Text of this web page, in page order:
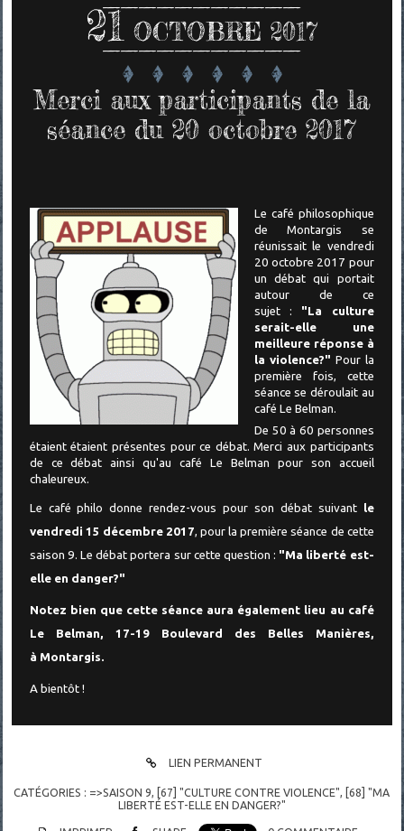
21 OCTOBRE 2017
Merci aux participants de la
séance du 20 octobre 2017
Le café philosophique
de Montargis se
réunissait le vendredi
20 octobre 2017 pour
un débat qui portait
autour de ce
sujet : "La culture
serait-elle une
meilleure réponse à
la violence?" Pour la
première fois, cette
séance se déroulait au
café Le Belman.
De 50 à 60 personnes
étaient étaient présentes pour ce débat. Merci aux participants
de ce débat ainsi qu'au café Le Belman pour son accueil
chaleureux.
Le café philo donne rendez-vous pour son débat suivant le
vendredi 15 décembre 2017, pour la première séance de cette
saison 9. Le débat portera sur cette question : "Ma liberté est-
elle en danger?"
Notez bien que cette séance aura également lieu au café
Le Belman, 17-19 Boulevard des Belles Manières,
à Montargis.
A bientôt !
LIEN PERMANENT
CATÉGORIES : =>SAISON 9, [67] "CULTURE CONTRE VIOLENCE", [68] "MA
LIBERTÉ EST-ELLE EN DANGER?"